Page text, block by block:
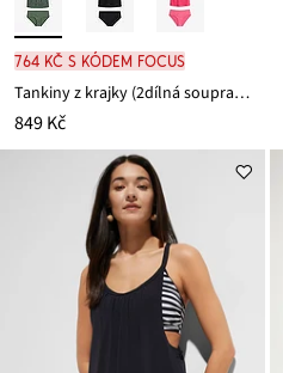
764 Kč s kódem FOCUS
Tankiny z krajky (2dílná souprava)
849 Kč